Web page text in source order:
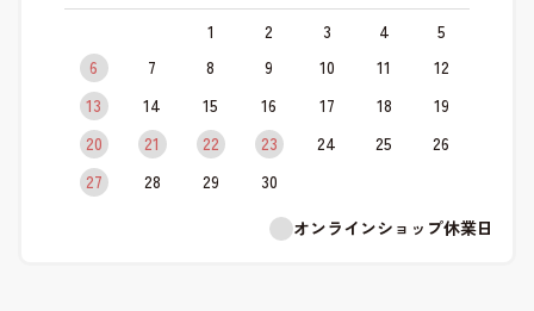
1 2 3 4
5
6
7 8 9 10 11
12
13
14 15 16 17 18
19
20
21 22 23 24 25
26
27
28 29
30
オンラインショップ休業日